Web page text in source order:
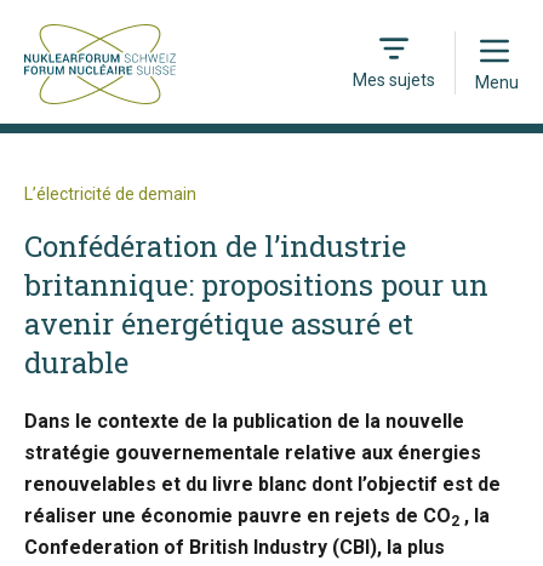
Mes sujets
Open
Menu
L’électricité de demain
Confédération de l’industrie
britannique: propositions pour un
avenir énergétique assuré et
durable
Dans le contexte de la publication de la nouvelle
stratégie gouvernementale relative aux énergies
renouvelables et du livre blanc dont l’objectif est de
réaliser une économie pauvre en rejets de CO2 , la
Confederation of British Industry (CBI), la plus